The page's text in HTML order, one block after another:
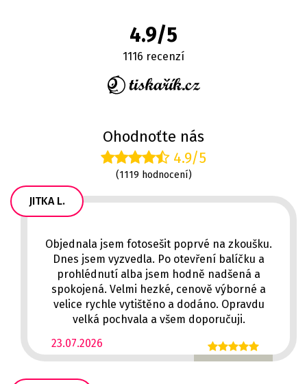
4.9/5
1116 recenzí
Ohodnoťte nás
4.9/5
(1119 hodnocení)
JITKA L.
23.07.2026
Objednala jsem fotosešit poprvé na zkoušku.
Dnes jsem vyzvedla. Po otevření balíčku a
prohlédnutí alba jsem hodně nadšená a
spokojená. Velmi hezké, cenově výborné a
velice rychle vytištěno a dodáno. Opravdu
velká pochvala a všem doporučuji.